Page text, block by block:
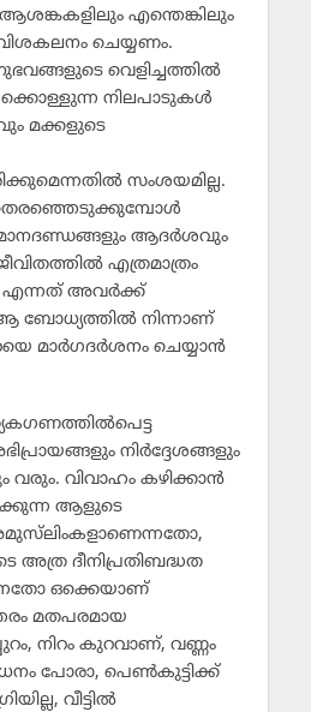
എന്തെങ്കിലും
ചെയ്യണം.
വെളിച്ചത്തില്‍
നിലപാടുകള്‍
മക്കളുടെ
സംശയമില്ല.
തെരഞ്ഞെടുക്കുമ്പോള്‍
ആദര്‍ശവും
എത്രമാത്രം
എന്നത് അവര്‍ക്ക്
ആ ബോധ്യത്തില്‍ നിന്നാണ്
മാര്‍ഗദര്‍ശനം ചെയ്യാന്‍
നിര്‍ദ്ദേശങ്ങളും
വരും. വിവാഹം കഴിക്കാന്‍
ആളുടെ
അത്ര ദീനിപ്രതിബദ്ധത
ഒക്കെയാണ്
മതപരമായ
നിറം കുറവാണ്, വണ്ണം
പോരാ, പെണ്‍കുട്ടിക്ക്
വീട്ടില്‍